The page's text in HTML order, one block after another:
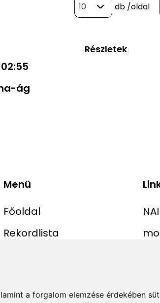
a forgalom elemzése érdekében
10 db /oldal
ág
Részletek
Menü
Főoldal
Rekordlista